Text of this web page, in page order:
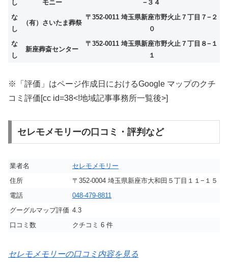
し
モニー
−３４
な
し
（有）さいたま葬祭
〒352-0011 埼玉県新座市野火止７丁目７−２
０
な
し
新座葬斎センター
〒352-0011 埼玉県新座市野火止７丁目８−１
１
※「評価」はページ作成日におけるGoogle マップのクチ
コミ評価[cc id=38<!地域記事事務所一覧後>]
セレモメモリーの口コミ・評判など
業者名
セレモメモリー
住所
〒352-0004 埼玉県新座市大和田５丁目１１−１５
電話
048-479-8811
グーグルマップ評価 4.3
口コミ数
クチコミ 6 件
セレモメモリーの口コミ内容を見る